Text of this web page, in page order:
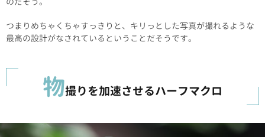
つまりめちゃくちゃすっきりと、キリっとした写真が撮れるような
最高の設計がなされているということだそうです。
物撮りを加速させるハーフマクロ